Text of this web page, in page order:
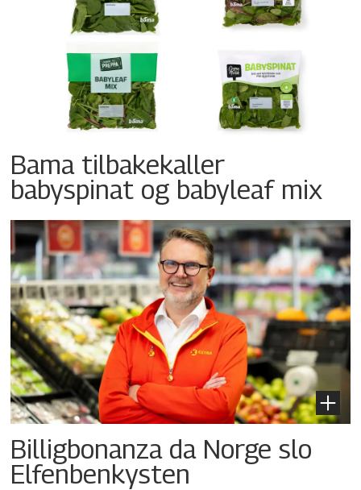
Bama tilbakekaller
babyspinat og babyleaf mix
Billigbonanza da Norge slo
Elfenbenkysten